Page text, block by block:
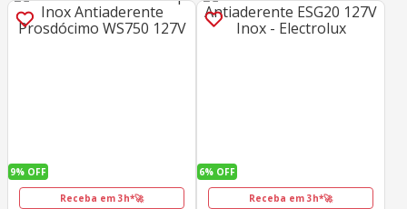
9% OFF
Receba em 3h*🚀
6% OFF
Receba em 3h*🚀